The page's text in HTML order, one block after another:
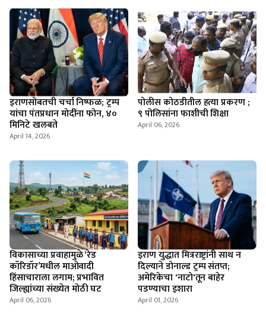
इराणसोबतची चर्चा निष्फळ; ट्रम्प
यांचा पंतप्रधान मोदींना फोन, ४०
मिनिटे खलबते
April 14, 2026
पोलीस कोठडीतील हत्या प्रकरण ;
९ पोलिसांना फाशीची शिक्षा
April 06, 2026
विकासाच्या प्रवाहामुळे ‘रेड
कॉरिडॉर’मधील माओवादी
हिंसाचाराला लगाम; प्रभावित
जिल्ह्यांच्या संख्येत मोठी घट
April 06, 2026
इराण युद्धात मित्रराष्ट्रांनी साथ न
दिल्याने डोनाल्ड ट्रम्प संतप्त;
अमेरिकेचा 'नाटो'तून बाहेर
पडण्याचा इशारा
April 01, 2026